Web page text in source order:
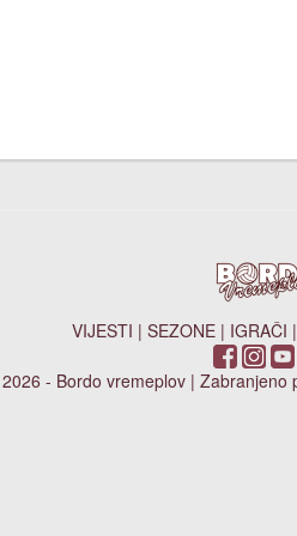
VIJESTI | SEZONE| IGRAČI |
- Bordo vremeplov | Zabranjeno